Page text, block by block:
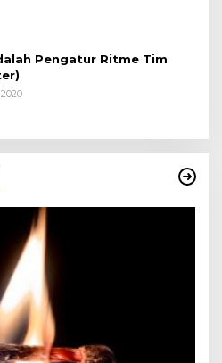
Pengatur Ritme Tim